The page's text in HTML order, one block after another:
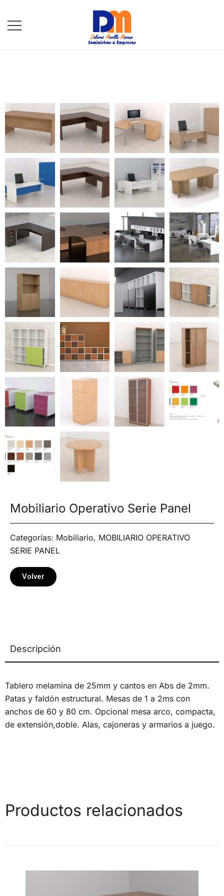
Mobiliario Operativo Serie Panel
Categorías: Mobiliario, MOBILIARIO OPERATIVO
SERIE PANEL
Volver
Descripción
Tablero melamina de 25mm y cantos en Abs de 2mm.
Patas y faldón estructural. Mesas de 1 a 2ms con
anchos de 60 y 80 cm. Opcional mesa arco, compacta,
de extensión,doble. Alas, cajoneras y armarios a juego.
Productos relacionados